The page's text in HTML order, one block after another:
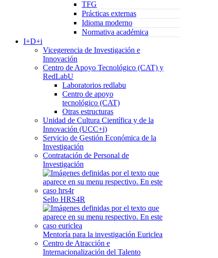
TFG
Prácticas externas
Idioma moderno
Normativa académica
I+D+i
Vicegerencia de Investigación e
Innovación
Centro de Apoyo Tecnológico (CAT) y
RedLabU
Laboratorios redlabu
Centro de apoyo
tecnológico (CAT)
Otras estructuras
Unidad de Cultura Científica y de la
Innovación (UCC+i)
Servicio de Gestión Económica de la
Investigación
Contratación de Personal de
Investigación
Sello HRS4R
Mentoría para la investigación Euriclea
Centro de Atracción e
Internacionalización del Talento